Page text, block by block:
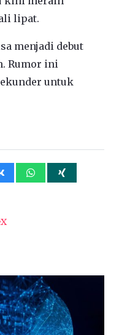
lipat.
menjadi debut
Rumor ini
untuk